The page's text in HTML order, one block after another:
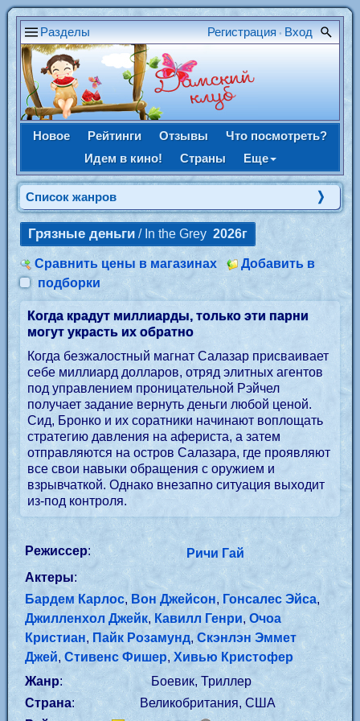
Разделы Регистрация • Вход
Новое Рейтинги Отзывы
Что посмотреть?
Идем в кино!
Страны Еще
Список жанров
Грязные деньги / In the Grey 2026г
Сравнить цены в магазинах
Добавить в
подборки
Когда крадут миллиарды, только эти парни
могут украсть их обратно
Когда безжалостный магнат Салазар присваивает
себе миллиард долларов, отряд элитных агентов
под управлением проницательной Рэйчел
получает задание вернуть деньги любой ценой.
Сид, Бронко и их соратники начинают воплощать
стратегию давления на афериста, а затем
отправляются на остров Салазара, где проявляют
все свои навыки обращения с оружием и
взрывчаткой. Однако внезапно ситуация выходит
из-под контроля.
Режиссер:
Ричи Гай
Актеры:
Бардем Карлос, Вон Джейсон, Гонсалес Эйса,
Джилленхол Джейк, Кавилл Генри, Очоа
Кристиан, Пайк Розамунд, Скэнлэн Эммет
Джей, Стивенс Фишер,Хивью Кристофер
Жанр:
Боевик, Триллер
Страна:
Великобритания, США